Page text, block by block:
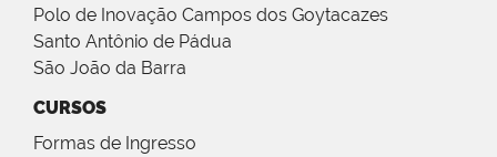
Polo de Inovação Campos dos Goytacazes
Santo Antônio de Pádua
São João da Barra
CURSOS
Formas de Ingresso